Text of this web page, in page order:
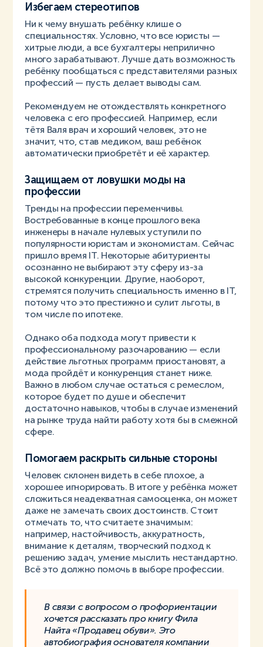
Избегаем стереотипов
Ни к чему внушать ребёнку клише о
специальностях. Условно, что все юристы —
хитрые люди, а все бухгалтеры неприлично
много зарабатывают. Лучше дать возможность
ребёнку пообщаться с представителями разных
профессий — пусть делает выводы сам.
Рекомендуем не отождествлять конкретного
человека с его профессией. Например, если
тётя Валя врач и хороший человек, это не
значит, что, став медиком, ваш ребёнок
автоматически приобретёт и её характер.
Защищаем от ловушки моды на
профессии
Тренды на профессии переменчивы.
Востребованные в конце прошлого века
инженеры в начале нулевых уступили по
популярности юристам и экономистам. Сейчас
пришло время IT. Некоторые абитуриенты
осознанно не выбирают эту сферу из-за
высокой конкуренции. Другие, наоборот,
стремятся получить специальность именно в IT,
потому что это престижно и сулит льготы, в
том числе по ипотеке.
Однако оба подхода могут привести к
профессиональному разочарованию — если
действие льготных программ приостановят, а
мода пройдёт и конкуренция станет ниже.
Важно в любом случае остаться с ремеслом,
которое будет по душе и обеспечит
достаточно навыков, чтобы в случае изменений
на рынке труда найти работу хотя бы в смежной
сфере.
Помогаем раскрыть сильные стороны
Человек склонен видеть в себе плохое, а
хорошее игнорировать. В итоге у ребёнка может
сложиться неадекватная самооценка, он может
даже не замечать своих достоинств. Стоит
отмечать то, что считаете значимым:
например, настойчивость, аккуратность,
внимание к деталям, творческий подход к
решению задач, умение мыслить нестандартно.
Всё это должно помочь в выборе профессии.
В связи с вопросом о профориентации
хочется рассказать про книгу Фила
Найта «Продавец обуви». Это
автобиография основателя компании